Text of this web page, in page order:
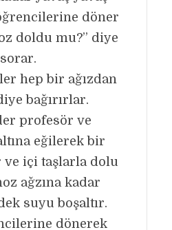
döner
doldu mu?” diye
sorar.
hep bir ağızdan
bağırırlar.
profesör ve
eğilerek bir
ve içi taşlarla dolu
ağzına kadar
suyu boşaltır.
dönerek